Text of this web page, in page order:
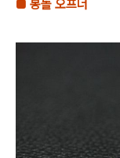
■ 봉돌 오프너